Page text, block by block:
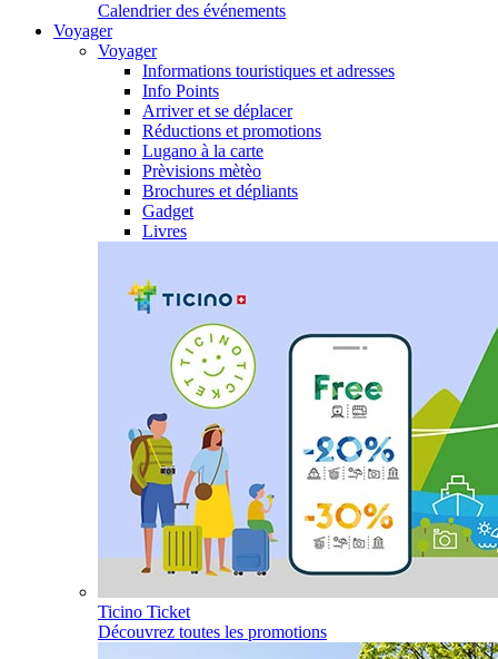
Calendrier des événements
Voyager
Voyager
Informations touristiques et adresses
Info Points
Arriver et se déplacer
Réductions et promotions
Lugano à la carte
Prèvisions mètèo
Brochures et dépliants
Gadget
Livres
Ticino Ticket
Découvrez toutes les promotions